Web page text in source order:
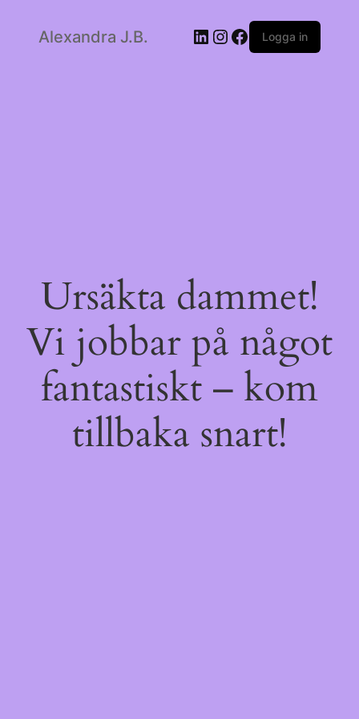
Alexandra J.B. LinkedIn
Instagram
Facebook
Logga in
Ursäkta dammet!
Vi jobbar på något
fantastiskt – kom
tillbaka snart!